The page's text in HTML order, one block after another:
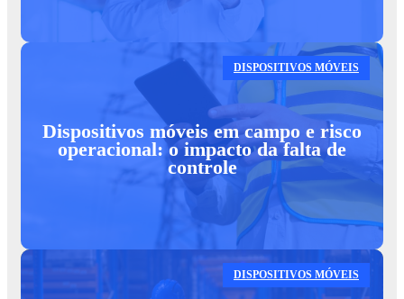
DISPOSITIVOS MÓVEIS
Dispositivos móveis em campo e risco
operacional: o impacto da falta de
controle
DISPOSITIVOS MÓVEIS